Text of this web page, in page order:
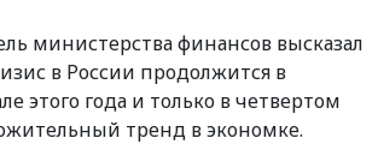
министерства финансов высказал
в России продолжится в
этого года и только в четвертом
тренд в экономке.